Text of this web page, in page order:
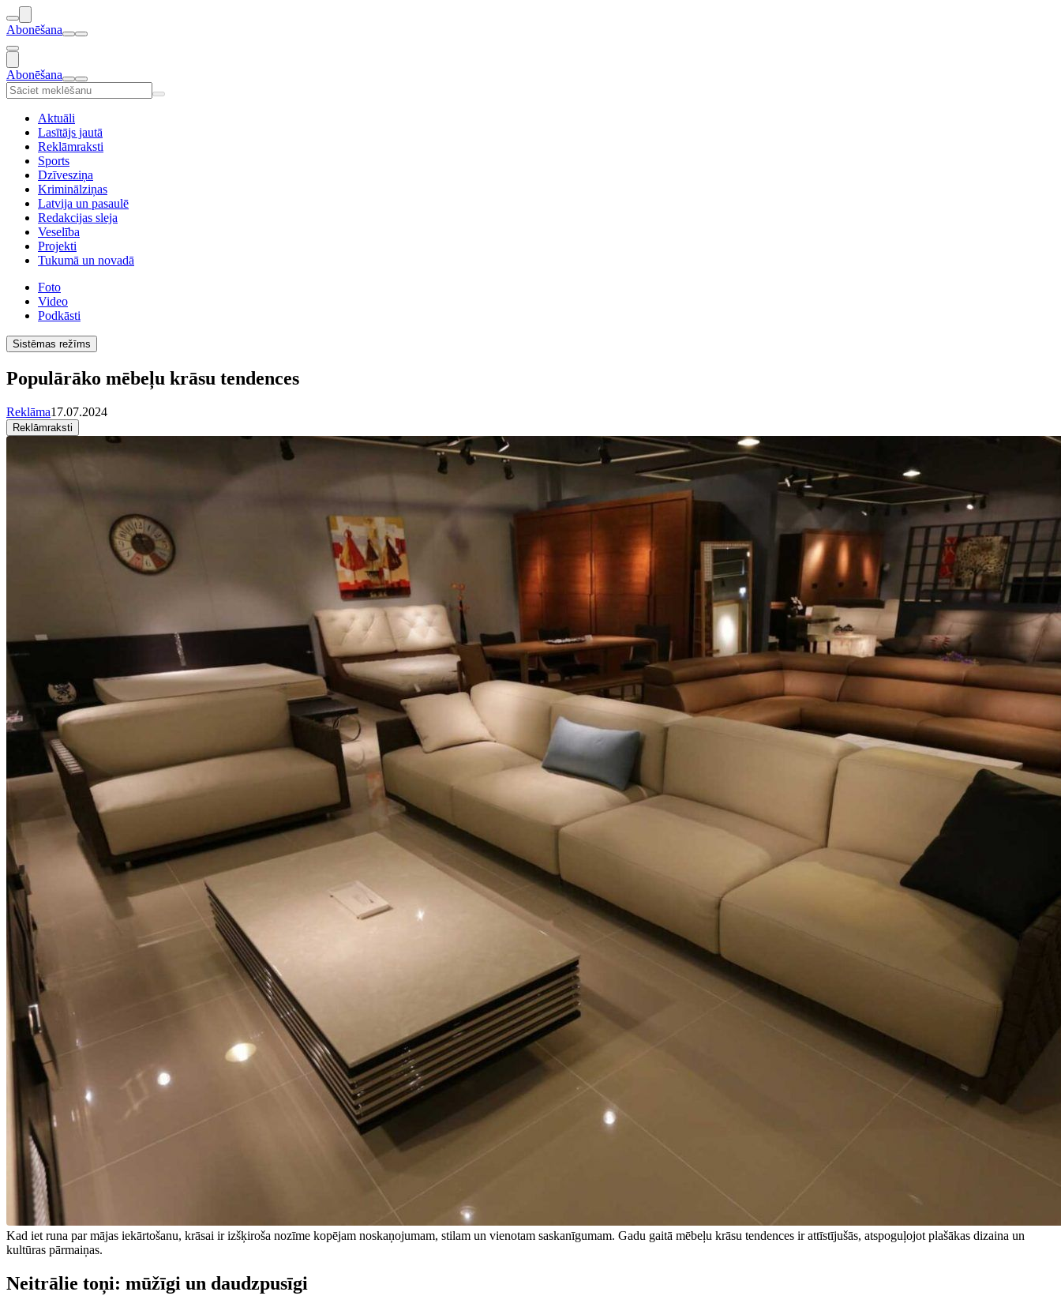
Abonēšana
Abonēšana
Aktuāli
Lasītājs jautā
Reklāmraksti
Sports
Dzīvesziņa
Kriminālziņas
Latvija un pasaulē
Redakcijas sleja
Veselība
Projekti
Tukumā un novadā
Foto
Video
Podkāsti
Sistēmas režīms
Populārāko mēbeļu krāsu tendences
Reklāma17.07.2024
Reklāmraksti
Kad iet runa par mājas iekārtošanu, krāsai ir izšķiroša nozīme kopējam noskaņojumam, stilam un vienotam saskanīgumam. Gadu gaitā mēbeļu krāsu tendences ir attīstījušās, atspoguļojot plašākas dizaina un
kultūras pārmaiņas.
Neitrālie toņi: mūžīgi un daudzpusīgi